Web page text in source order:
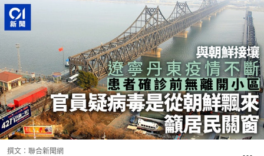
撰文： 聯合新聞網